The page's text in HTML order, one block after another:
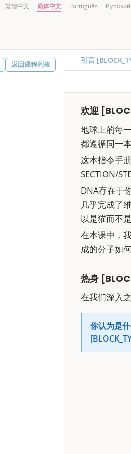
繁體中文 简体中文 Português Русский
返回课程列表 引言
欢迎
地球上的每
都遵循同一
这本指令手
SECTION/
DNA存在于
几乎完成了
以是猫而不
在本课中，
成的分子如
热身
在我们深入
你认为是